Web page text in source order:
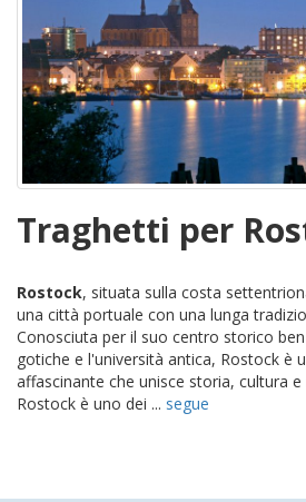
Traghetti per
Rostock, situata sulla costa
una città portuale con una lunga
Conosciuta per il suo centro storico
gotiche e l'università antica, Rostock è
affascinante che unisce storia, cultura
Rostock è uno dei ... segue